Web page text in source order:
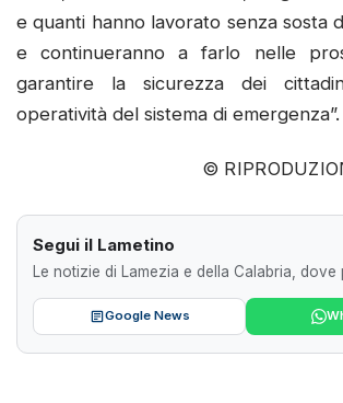
e quanti hanno lavorato senza sosta
e continueranno a farlo nelle
garantire la sicurezza dei
operatività del sistema di emergenza”.
©
Segui il Lametino
Le notizie di Lamezia e della Calabria, dove
Google News